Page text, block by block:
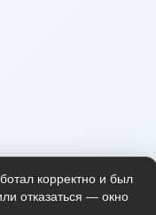
корректно и был
отказаться — окно